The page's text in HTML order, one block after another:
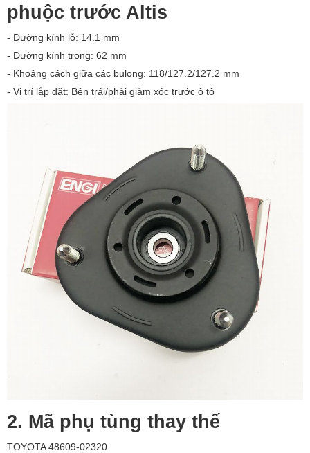
phuộc trước Altis
- Đường kính lỗ: 14.1 mm
- Đường kính trong: 62 mm
- Khoảng cách giữa các bulong: 118/127.2/127.2 mm
- Vị trí lắp đặt: Bên trái/phải giảm xóc trước ô tô
2. Mã phụ tùng thay thế
TOYOTA 48609-02320